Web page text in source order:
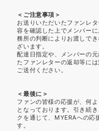
＜ご注意事項＞
お送りいただいたファンレ
容を確認した上でメンバー
務所の判断によりお渡しで
ざいます。
配達日指定や、メンバーの
たファンレターの返却等に
ご送付ください。
＜最後に＞
ファンの皆様の応援が、何
となっております。引き続
クを通じて、MYERAへの応
す。